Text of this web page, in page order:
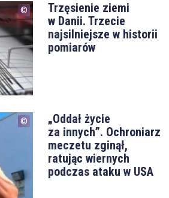
Trzęsienie ziemi
w Danii. Trzecie
najsilniejsze w historii
pomiarów
„Oddał życie
za innych”. Ochroniarz
meczetu zginął,
ratując wiernych
podczas ataku w USA